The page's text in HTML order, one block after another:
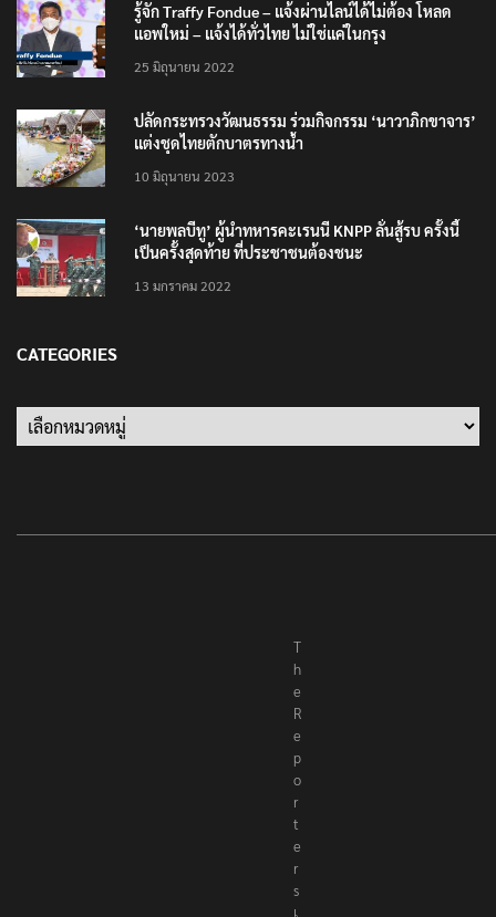
รู้จัก Traffy Fondue – แจ้งผ่านไลน์ได้ไม่ต้อง โหลด
แอพใหม่ – แจ้งได้ทั่วไทย ไม่ใช่แค่ในกรุง
25 มิถุนายน 2022
ปลัดกระทรวงวัฒนธรรม ร่วมกิจกรรม ‘นาวาภิกขาจาร’
แต่งชุดไทยตักบาตรทางน้ำ
10 มิถุนายน 2023
‘นายพลบีทู’ ผู้นำทหารคะเรนนี KNPP ลั่นสู้รบ ครั้งนี้
เป็นครั้งสุดท้าย ที่ประชาชนต้องชนะ
13 มกราคม 2022
CATEGORIES
Categories
T
h
e
R
e
p
o
r
t
e
r
s
เ